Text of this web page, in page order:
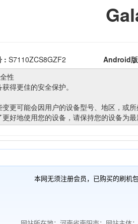
本网无须注册会员，已购买的刷机